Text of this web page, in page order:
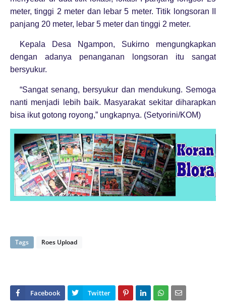
meter, tinggi 2 meter dan lebar 5 meter. Titik longsoran II
panjang 20 meter, lebar 5 meter dan tinggi 2 meter.
Kepala Desa Ngampon, Sukirno mengungkapkan
dengan adanya penanganan longsoran itu sangat
bersyukur.
“Sangat senang, bersyukur dan mendukung. Semoga
nanti menjadi lebih baik. Masyarakat sekitar diharapkan
bisa ikut gotong royong,” ungkapnya. (Setyorini/KOM)
Tags Roes Upload